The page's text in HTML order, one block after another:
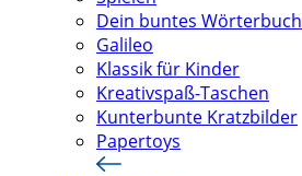
Dein buntes Wörterbuch
Galileo
Klassik für Kinder
Kreativspaß-Taschen
Kunterbunte Kratzbilder
Papertoys